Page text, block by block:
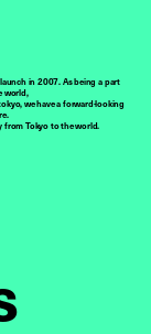
in 2007. As being a part
world,
we have a forward-looking
from Tokyo to the world.